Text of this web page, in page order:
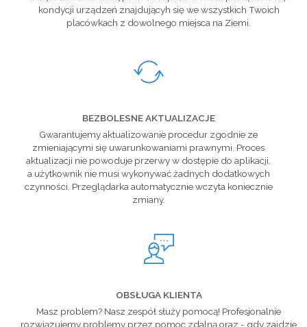
kondycji urządzeń znajdującyh się we wszystkich Twoich
placówkach z dowolnego miejsca na Ziemi.
BEZBOLESNE AKTUALIZACJE
Gwarantujemy aktualizowanie procedur zgodnie ze
zmieniającymi się uwarunkowaniami prawnymi. Proces
aktualizacji nie powoduje przerwy w dostępie do aplikacji,
a użytkownik nie musi wykonywać żadnych dodatkowych
czynności. Przeglądarka automatycznie wczyta koniecznie
zmiany.
OBSŁUGA KLIENTA
Masz problem? Nasz zespół służy pomocą! Profesjonalnie
rozwiązujemy problemy przez pomoc zdalną oraz - gdy zajdzie